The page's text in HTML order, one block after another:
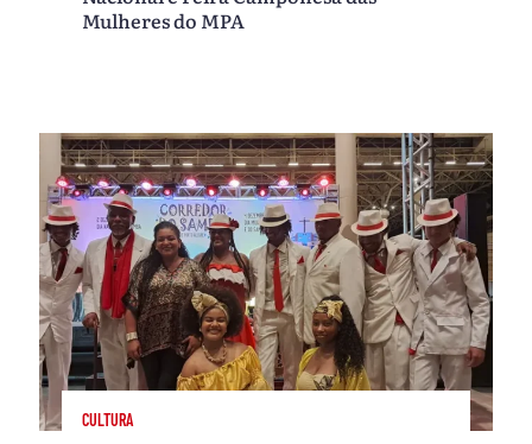
Mulheres do MPA
CULTURA